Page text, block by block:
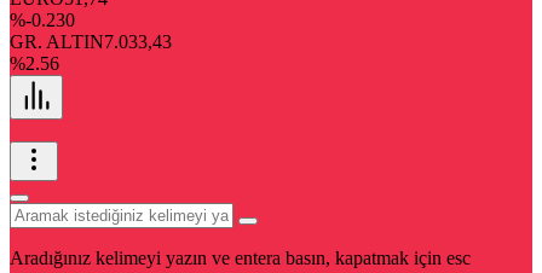
%-0.230
GR. ALTIN7.033,43
%2.56
Aradığınız kelimeyi yazın ve entera basın, kapatmak için esc